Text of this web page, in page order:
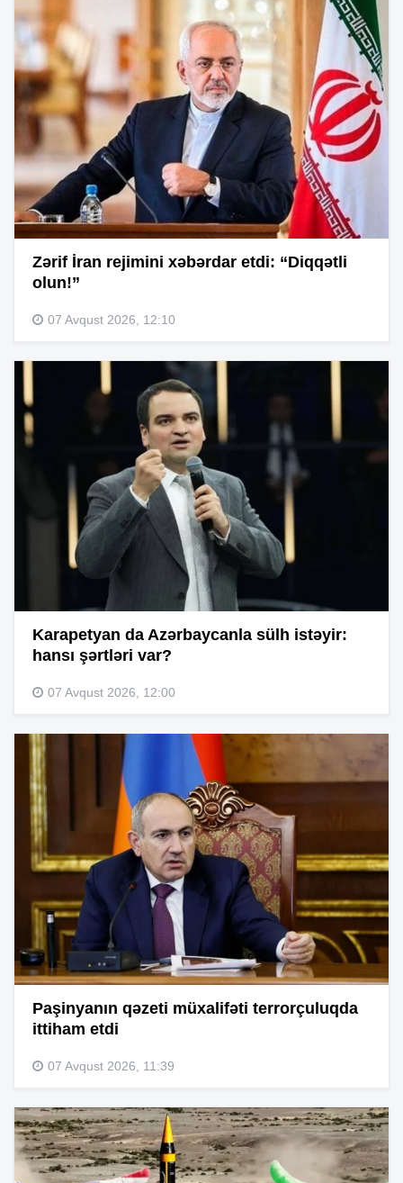
Zərif İran rejimini xəbərdar etdi: “Diqqətli
olun!”
07 Avqust 2026, 12:10
Karapetyan da Azərbaycanla sülh istəyir:
hansı şərtləri var?
07 Avqust 2026, 12:00
Paşinyanın qəzeti müxalifəti terrorçuluqda
ittiham etdi
07 Avqust 2026, 11:39